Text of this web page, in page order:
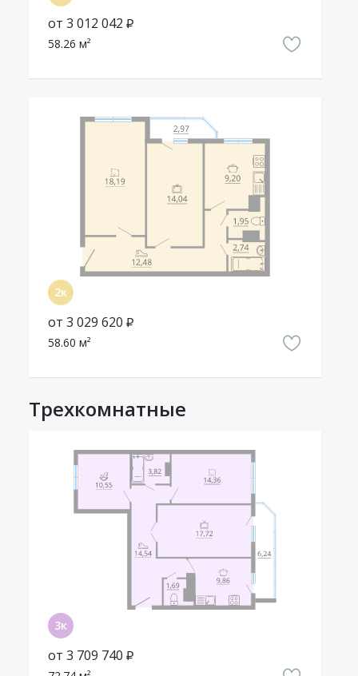
от 3 012 042 ₽
58.26 м²
от 3 029 620 ₽
58.60 м²
Трехкомнатные
от 3 709 740 ₽